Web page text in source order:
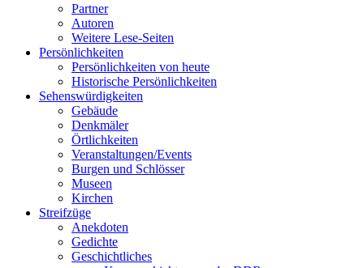
Partner
Autoren
Weitere Lese-Seiten
Persönlichkeiten
Persönlichkeiten von heute
Historische Persönlichkeiten
Sehenswürdigkeiten
Gebäude
Denkmäler
Örtlichkeiten
Veranstaltungen/Events
Burgen und Schlösser
Museen
Kirchen
Streifzüge
Anekdoten
Gedichte
Geschichtliches